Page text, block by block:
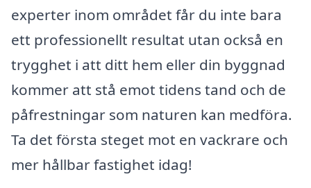
experter inom området får du inte bara
ett professionellt resultat utan också en
trygghet i att ditt hem eller din byggnad
kommer att stå emot tidens tand och de
påfrestningar som naturen kan medföra.
Ta det första steget mot en vackrare och
mer hållbar fastighet idag!